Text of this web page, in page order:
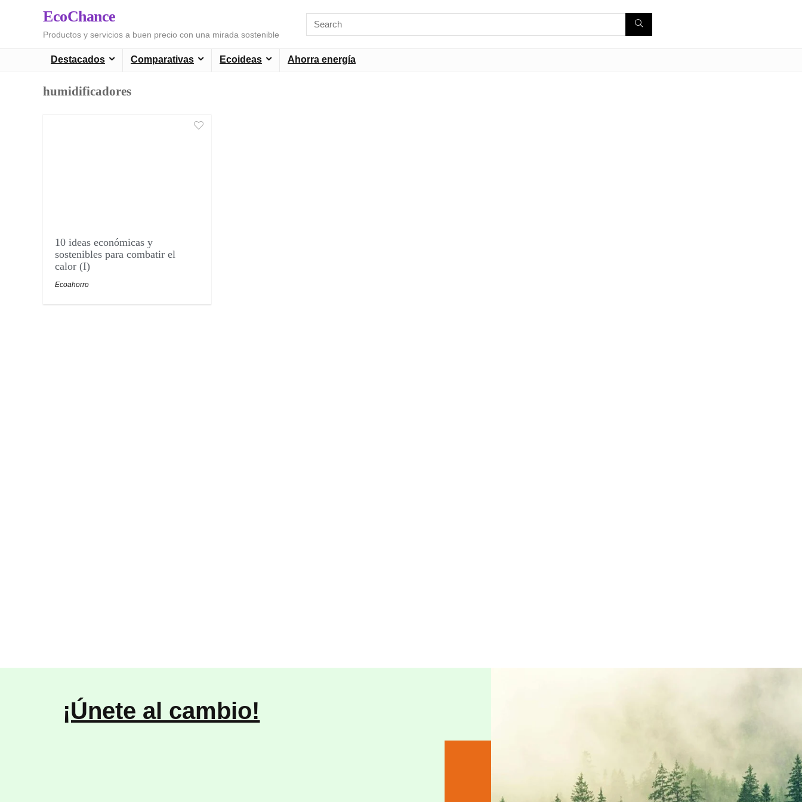
EcoChance
Productos y servicios a buen precio con una mirada sostenible
Destacados Comparativas Ecoideas Ahorra energía
humidificadores
10 ideas económicas y
sostenibles para combatir el
calor (I)
Ecoahorro
¡Únete al cambio!